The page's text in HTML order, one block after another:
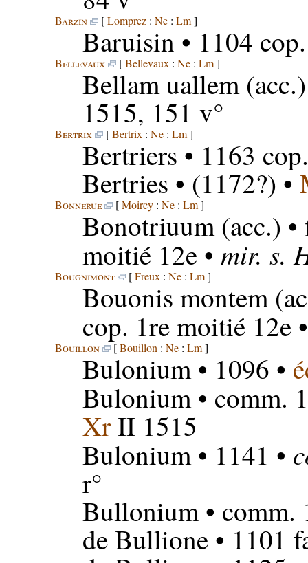
Barzin [Lomprez: Ne: Lm]
Baruisin • 1104
Bellevaux [Bellevaux : Ne: Lm]
Bellam uallem
1515, 151 v°
Bertrix [Bertrix : Ne: Lm]
Bertriers • 1163
Bertries • (1172?) •
Bonnerue [Moircy: Ne: Lm]
Bonotriuum(acc.) •
moitié 12e • mir. s.
Bougnimont [Freux : Ne: Lm]
Bouonis montem
cop. 1re moitié 12e
Bouillon [Bouillon : Ne: Lm]
Bulonium• 1096 •
Bulonium• comm.
XrII 1515
Bulonium• 1141 •
r°
Bullonium• comm.
de Bullione• 1101